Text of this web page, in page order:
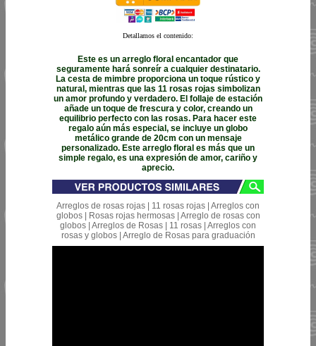
Detallamos el contenido:
Este es un arreglo floral encantador que
seguramente hará sonreír a cualquier destinatario.
La cesta de mimbre proporciona un toque rústico y
natural, mientras que las 11 rosas rojas simbolizan
un amor profundo y verdadero. El follaje de estación
añade un toque de frescura y color, creando un
equilibrio perfecto con las rosas. Para hacer este
regalo aún más especial, se incluye un globo
metálico grande de 20cm con un mensaje
personalizado. Este arreglo floral es más que un
simple regalo, es una expresión de amor, cariño y
aprecio.
Arreglos de rosas rojas | 11 rosas rojas | Arreglos con
globos | Rosas rojas hermosas | Arreglo de rosas con
globos | Arreglos de Rosas | 11 rosas | Arreglos con
rosas y globos | Arreglo de Rosas para graduación